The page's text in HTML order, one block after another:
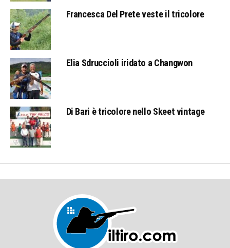
Francesca Del Prete veste il tricolore
Elia Sdruccioli iridato a Changwon
Di Bari è tricolore nello Skeet vintage